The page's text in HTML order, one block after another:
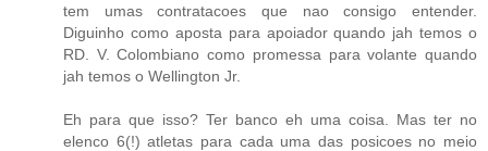
tem umas contratacoes que nao consigo entender.
Diguinho como aposta para apoiador quando jah temos o
RD. V. Colombiano como promessa para volante quando
jah temos o Wellington Jr.
Eh para que isso? Ter banco eh uma coisa. Mas ter no
elenco 6(!) atletas para cada uma das posicoes no meio